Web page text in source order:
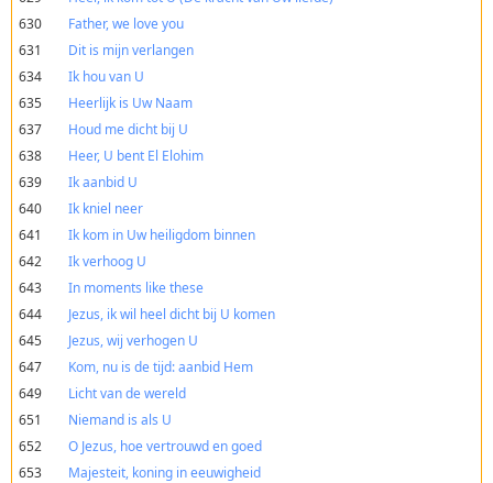
630
Father, we love you
631
Dit is mijn verlangen
634
Ik hou van U
635
Heerlijk is Uw Naam
637
Houd me dicht bij U
638
Heer, U bent El Elohim
639
Ik aanbid U
640
Ik kniel neer
641
Ik kom in Uw heiligdom binnen
642
Ik verhoog U
643
In moments like these
644
Jezus, ik wil heel dicht bij U komen
645
Jezus, wij verhogen U
647
Kom, nu is de tijd: aanbid Hem
649
Licht van de wereld
651
Niemand is als U
652
O Jezus, hoe vertrouwd en goed
653
Majesteit, koning in eeuwigheid